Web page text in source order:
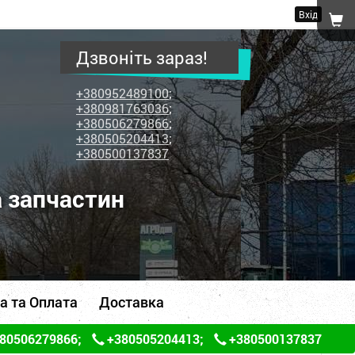
Вхід
Дзвоніть зараз!
+380952489100;
+380981763036;
+380506279866;
+380505204413;
+380500137837
запчастин
та Оплата Доставка
; +380505204413; +380500137837